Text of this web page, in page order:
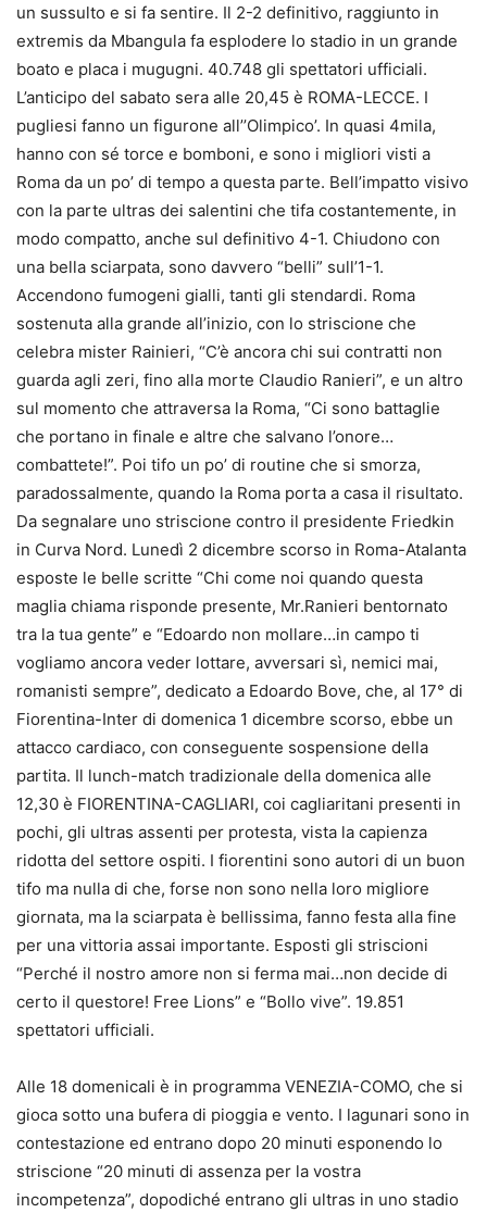
un sussulto e si fa sentire. Il 2-2 definitivo, raggiunto in
extremis da Mbangula fa esplodere lo stadio in un grande
boato e placa i mugugni. 40.748 gli spettatori ufficiali.
L’anticipo del sabato sera alle 20,45 è ROMA-LECCE. I
pugliesi fanno un figurone all’’Olimpico’. In quasi 4mila,
hanno con sé torce e bomboni, e sono i migliori visti a
Roma da un po’ di tempo a questa parte. Bell’impatto visivo
con la parte ultras dei salentini che tifa costantemente, in
modo compatto, anche sul definitivo 4-1. Chiudono con
una bella sciarpata, sono davvero “belli” sull’1-1.
Accendono fumogeni gialli, tanti gli stendardi. Roma
sostenuta alla grande all’inizio, con lo striscione che
celebra mister Rainieri, “C’è ancora chi sui contratti non
guarda agli zeri, fino alla morte Claudio Ranieri”, e un altro
sul momento che attraversa la Roma, “Ci sono battaglie
che portano in finale e altre che salvano l’onore…
combattete!”. Poi tifo un po’ di routine che si smorza,
paradossalmente, quando la Roma porta a casa il risultato.
Da segnalare uno striscione contro il presidente Friedkin
in Curva Nord. Lunedì 2 dicembre scorso in Roma-Atalanta
esposte le belle scritte “Chi come noi quando questa
maglia chiama risponde presente, Mr.Ranieri bentornato
tra la tua gente” e “Edoardo non mollare…in campo ti
vogliamo ancora veder lottare, avversari sì, nemici mai,
romanisti sempre”, dedicato a Edoardo Bove, che, al 17° di
Fiorentina-Inter di domenica 1 dicembre scorso, ebbe un
attacco cardiaco, con conseguente sospensione della
partita. Il lunch-match tradizionale della domenica alle
12,30 è FIORENTINA-CAGLIARI, coi cagliaritani presenti in
pochi, gli ultras assenti per protesta, vista la capienza
ridotta del settore ospiti. I fiorentini sono autori di un buon
tifo ma nulla di che, forse non sono nella loro migliore
giornata, ma la sciarpata è bellissima, fanno festa alla fine
per una vittoria assai importante. Esposti gli striscioni
“Perché il nostro amore non si ferma mai…non decide di
certo il questore! Free Lions” e “Bollo vive”. 19.851
spettatori ufficiali.
Alle 18 domenicali è in programma VENEZIA-COMO, che si
gioca sotto una bufera di pioggia e vento. I lagunari sono in
contestazione ed entrano dopo 20 minuti esponendo lo
striscione “20 minuti di assenza per la vostra
incompetenza”, dopodiché entrano gli ultras in uno stadio